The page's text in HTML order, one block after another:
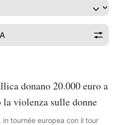
donano 20.000 euro a
la violenza sulle donne
in tournée europea con il tour